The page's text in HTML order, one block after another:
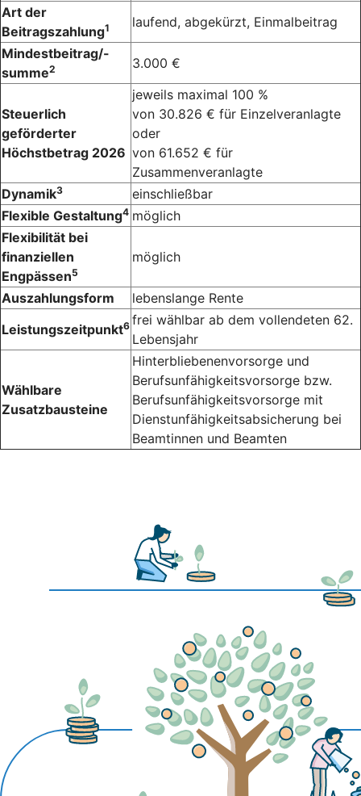
Art der
Beitragszahlung1
laufend, abgekürzt, Einmalbeitrag
Mindestbeitrag/-
summe2 3.000 €
Steuerlich
geförderter
Höchstbetrag 2026
jeweils maximal 100 %
von 30.826 € für Einzelveranlagte
oder
von 61.652 € für
Zusammenveranlagte
Dynamik3
einschließbar
Flexible Gestaltung4 möglich
Flexibilität bei
finanziellen
Engpässen5
möglich
Auszahlungsform
lebenslange Rente
Leistungszeitpunkt6 frei wählbar ab dem vollendeten 62.
Lebensjahr
Wählbare
Zusatzbausteine
Hinterbliebenenvorsorge und
Berufsunfähigkeitsvorsorge bzw.
Berufsunfähigkeitsvorsorge mit
Dienstunfähigkeitsabsicherung bei
Beamtinnen und Beamten